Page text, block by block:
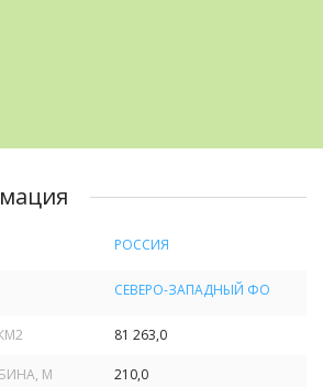
РОССИЯ
СЕВЕРО-ЗАПАДНЫЙ ФО
2 81 263,0
М 210,0